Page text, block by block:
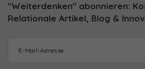
"Weiterdenken" abonnieren:
Relationale Artikel, Blog &